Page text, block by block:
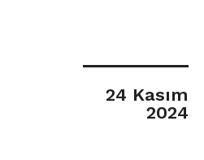
24 Kasım
2024